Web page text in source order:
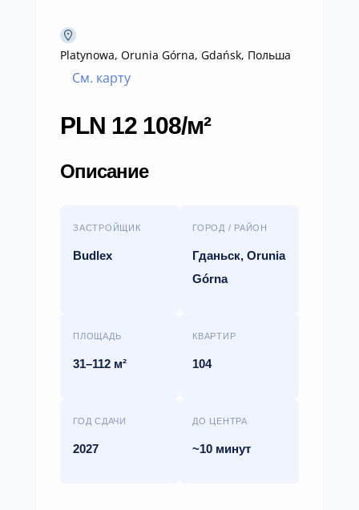
Platynowa, Orunia Górna, Gdańsk, Польша
См. карту
PLN 12 108/м²
Описание
ЗАСТРОЙЩИК
Budlex
ГОРОД / РАЙОН
Гданьск, Orunia
Górna
ПЛОЩАДЬ
31–112 м²
КВАРТИР
104
ГОД СДАЧИ
2027
ДО ЦЕНТРА
~10 минут